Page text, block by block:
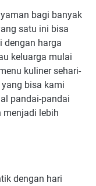
bagi banyak
satu ini bisa
dengan harga
keluarga mulai
kuliner sehari-
bisa kami
pandai-pandai
menjadi lebih
dengan hari